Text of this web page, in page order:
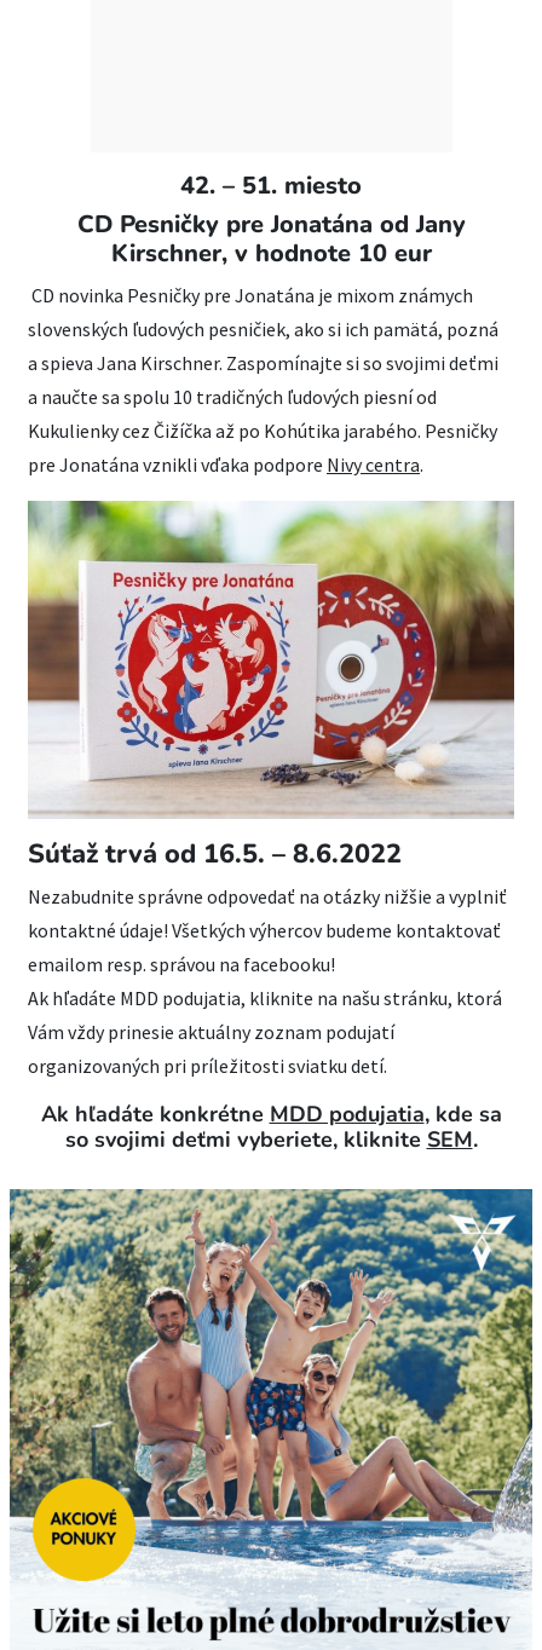
42. – 51. miesto
CD Pesničky pre Jonatána od Jany
Kirschner, v hodnote 10 eur
CD novinka Pesničky pre Jonatána je mixom známych
slovenských ľudových pesničiek, ako si ich pamätá, pozná
a spieva Jana Kirschner. Zaspomínajte si so svojimi deťmi
a naučte sa spolu 10 tradičných ľudových piesní od
Kukulienky cez Čižíčka až po Kohútika jarabého. Pesničky
pre Jonatána vznikli vďaka podpore Nivy centra.
Súťaž trvá od 16.5. – 8.6.2022
Nezabudnite správne odpovedať na otázky nižšie a vyplniť
kontaktné údaje! Všetkých výhercov budeme kontaktovať
emailom resp. správou na facebooku!
Ak hľadáte MDD podujatia, kliknite na našu stránku, ktorá
Vám vždy prinesie aktuálny zoznam podujatí
organizovaných pri príležitosti sviatku detí.
Ak hľadáte konkrétne MDD podujatia, kde sa
so svojimi deťmi vyberiete, kliknite SEM.